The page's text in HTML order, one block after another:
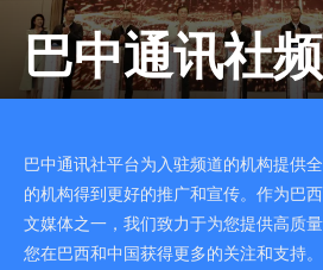
巴中通讯社
巴中通讯社平台为入驻频道的机构提供
的机构得到更好的推广和宣传。作为巴
文媒体之一，我们致力于为您提供高质
您在巴西和中国获得更多的关注和支持。